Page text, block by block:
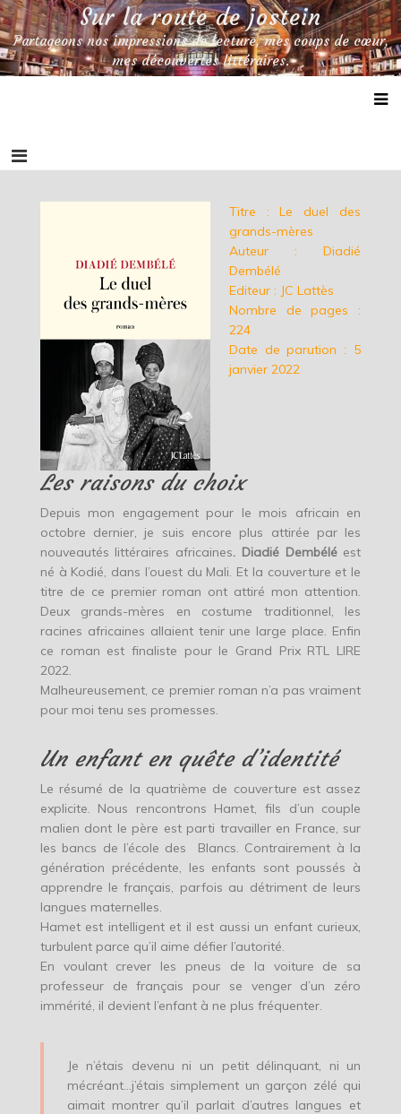
Skip
to
content
Sur la route de jostein
Partageons nos impressions de lecture, mes coups de cœur,
mes découvertes littéraires.
Titre : Le duel des
grands-mères
Auteur : Diadié
Dembélé
Editeur : JC Lattès
Nombre de pages :
224
Date de parution : 5
janvier 2022
Les raisons du choix
Depuis mon engagement pour le mois africain en
octobre dernier, je suis encore plus attirée par les
nouveautés littéraires africaines. Diadié Dembéléest
né à Kodié, dans l’ouest du Mali. Et la couverture et le
titre de ce premier roman ont attiré mon attention.
Deux grands-mères en costume traditionnel, les
racines africaines allaient tenir une large place. Enfin
ce roman est finaliste pour le Grand Prix RTL LIRE
2022.
Malheureusement, ce premier roman n’a pas vraiment
pour moi tenu ses promesses.
Un enfant en quête d’identité
Le résumé de la quatrième de couverture est assez
explicite. Nous rencontrons Hamet, fils d’un couple
malien dont le père est parti travailler en France, sur
les bancs de l’école des Blancs. Contrairement à la
génération précédente, les enfants sont poussés à
apprendre le français, parfois au détriment de leurs
langues maternelles.
Hamet est intelligent et il est aussi un enfant curieux,
turbulent parce qu’il aime défier l’autorité.
En voulant crever les pneus de la voiture de sa
professeur de français pour se venger d’un zéro
immérité, il devient l’enfant à ne plus fréquenter.
Je n’étais devenu ni un petit délinquant, ni un
mécréant…j’étais simplement un garçon zélé qui
aimait montrer qu’il parlait d’autres langues et